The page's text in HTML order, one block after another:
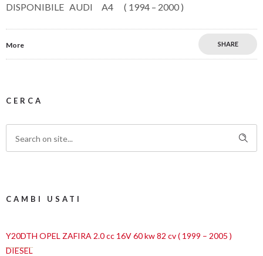
DISPONIBILE AUDI A4 ( 1994 – 2000 )
More SHARE
CERCA
CAMBI USATI
Y20DTH OPEL ZAFIRA 2.0 cc 16V 60 kw 82 cv ( 1999 – 2005 )
DIESEL